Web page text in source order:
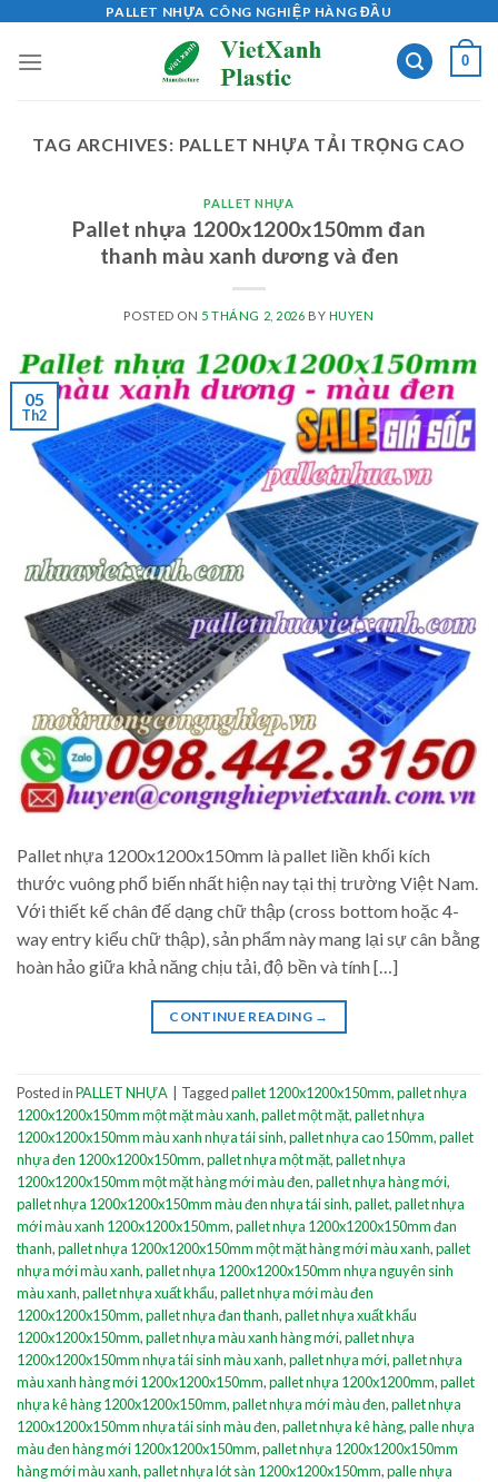
content
PALLET NHỰA CÔNG NGHIỆP HÀNG ĐẦU
0
TAG ARCHIVES: PALLET NHỰA TẢI TRỌNG CAO
PALLET NHỰA
Pallet nhựa 1200x1200x150mm đan
thanh màu xanh dương và đen
POSTED ON 5 THÁNG 2, 2026 BY HUYEN
05
Th2
Pallet nhựa 1200x1200x150mm là pallet liền khối kích
thước vuông phổ biến nhất hiện nay tại thị trường Việt Nam.
Với thiết kế chân đế dạng chữ thập (cross bottom hoặc 4-
way entry kiểu chữ thập), sản phẩm này mang lại sự cân bằng
hoàn hảo giữa khả năng chịu tải, độ bền và tính […]
CONTINUE READING →
Posted inPALLET NHỰA Taggedpallet 1200x1200x150mm,pallet nhựa
1200x1200x150mm một mặt màu xanh,pallet một mặt,pallet nhựa
1200x1200x150mm màu xanh nhựa tái sinh,pallet nhựa cao 150mm,pallet
nhựa đen 1200x1200x150mm,pallet nhựa một mặt,pallet nhựa
1200x1200x150mm một mặt hàng mới màu đen,pallet nhựa hàng mới,
pallet nhựa 1200x1200x150mm màu đen nhựa tái sinh,pallet,pallet nhựa
mới màu xanh 1200x1200x150mm,pallet nhựa 1200x1200x150mm đan
thanh,pallet nhựa 1200x1200x150mm một mặt hàng mới màu xanh,pallet
nhựa mới màu xanh,pallet nhựa 1200x1200x150mm nhựa nguyên sinh
màu xanh,pallet nhựa xuất khẩu,pallet nhựa mới màu đen
1200x1200x150mm,pallet nhựa đan thanh,pallet nhựa xuất khẩu
1200x1200x150mm,pallet nhựa màu xanh hàng mới,pallet nhựa
1200x1200x150mm nhựa tái sinh màu xanh,pallet nhựa mới,pallet nhựa
màu xanh hàng mới 1200x1200x150mm,pallet nhựa 1200x1200mm,pallet
nhựa kê hàng 1200x1200x150mm,pallet nhựa mới màu đen,pallet nhựa
1200x1200x150mm nhựa tái sinh màu đen,pallet nhựa kê hàng,palle nhựa
màu đen hàng mới 1200x1200x150mm,pallet nhựa 1200x1200x150mm
hàng mới màu xanh,pallet nhựa lót sàn 1200x1200x150mm,palle nhựa